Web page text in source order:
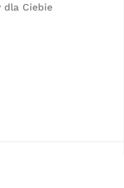
dla Ciebie